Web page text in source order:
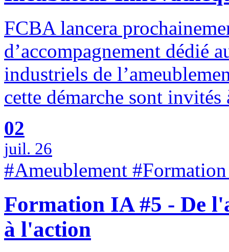
FCBA lancera
d’accompagnement dédié
industriels de
cette démarche sont invités
02
juil. 26
#Ameublement
Formation IA #5 - De
à l'action